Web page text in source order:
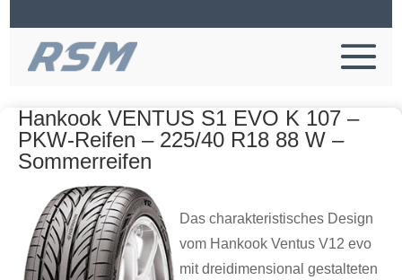
Hankook VENTUS S1 EVO K 107 –
PKW-Reifen – 225/40 R18 88 W –
Sommerreifen
Das charakteristisches Design
vom Hankook Ventus V12 evo
mit dreidimensional gestalteten